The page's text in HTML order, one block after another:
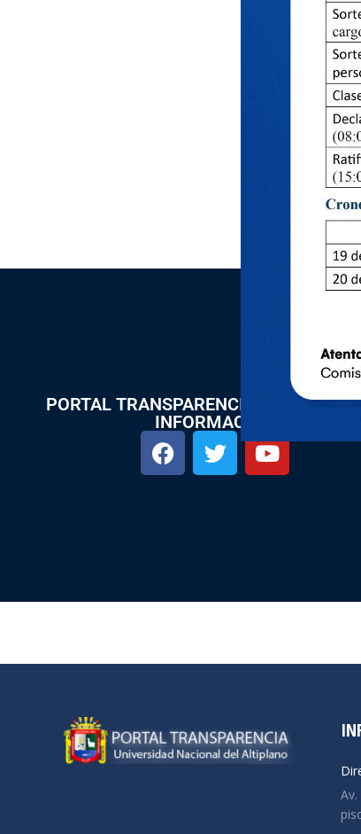
PORTAL TRANSPARENCIA Y ACCESO
INFORMACIÓN